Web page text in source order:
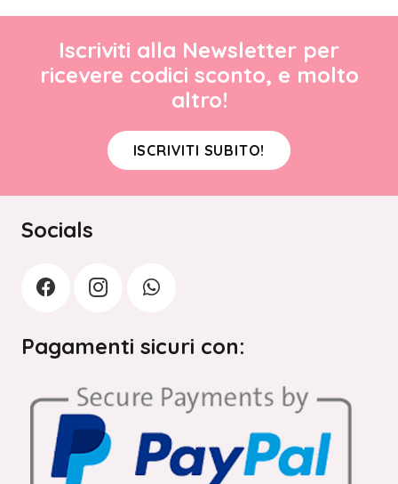
Iscriviti alla Newsletter per
ricevere codici sconto, e molto
altro!
ISCRIVITI SUBITO!
Socials
Pagamenti sicuri con: